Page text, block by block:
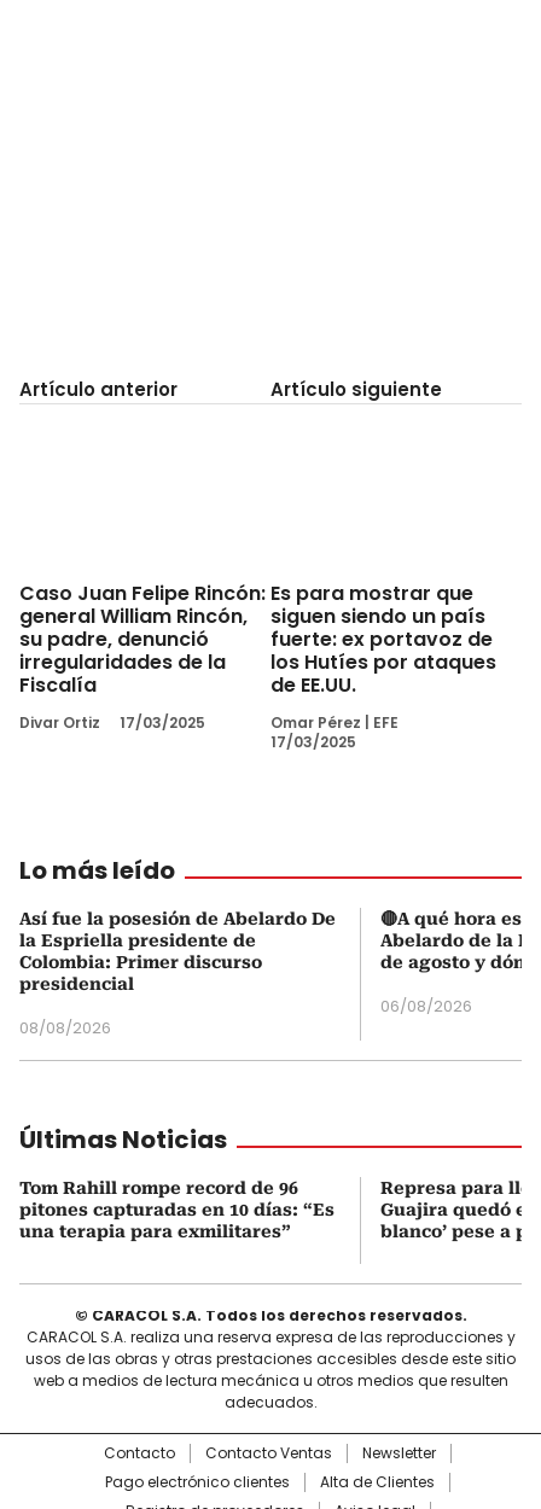
Artículo anterior
Caso Juan Felipe Rincón:
general William Rincón,
su padre, denunció
irregularidades de la
Fiscalía
Divar Ortiz 17/03/2025
Artículo siguiente
Es para mostrar que
siguen siendo un país
fuerte: ex portavoz de
los Hutíes por ataques
de EE.UU.
Omar Pérez
EFE
17/03/2025
Lo más leído
Así fue la posesión de Abelardo De
la Espriella presidente de
Colombia: Primer discurso
presidencial
08/08/2026
🔴A qué hora es
Abelardo de la
de agosto y
06/08/2026
Últimas Noticias
Tom Rahill rompe record de 96
pitones capturadas en 10 días: “Es
una terapia para exmilitares”
Represa para
Guajira quedó en
blanco’ pese a
© CARACOL S.A. Todos los derechos reservados.
CARACOL S.A. realiza una reserva expresa de las reproducciones y
usos de las obras y otras prestaciones accesibles desde este sitio
web a medios de lectura mecánica u otros medios que resulten
adecuados.
Contacto Contacto Ventas
Newsletter
Pago electrónico clientes
Alta de Clientes